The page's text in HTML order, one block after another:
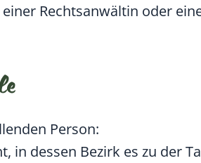
einer Rechtsanwältin oder
Person:
in dessen Bezirk es zu der